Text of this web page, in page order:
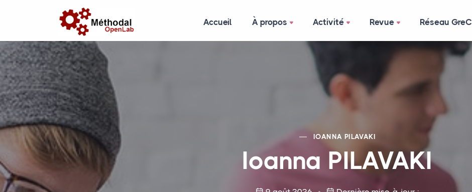
Accueil À propos Activité Revue Réseau GreC
IOANNA PILAVAKI
Ioanna PILAVAKI